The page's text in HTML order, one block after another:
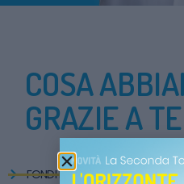
COSA
GRAZIE A TE
FONDI RACCOLTI DAL 1994